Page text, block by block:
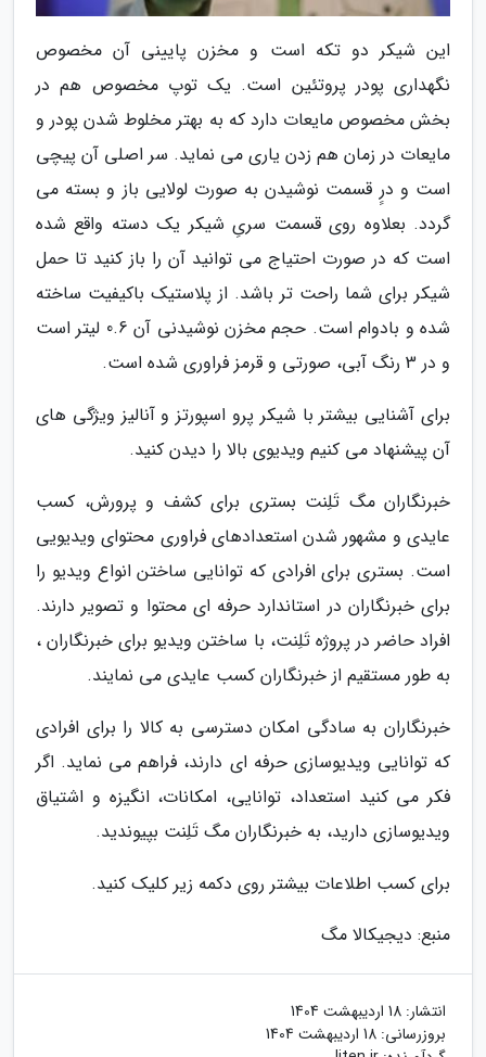
این شیکر دو تکه است و مخزن پایینی آن مخصوص
نگهداری پودر پروتئین است. یک توپ مخصوص هم در
بخش مخصوص مایعات دارد که به بهتر مخلوط شدن پودر و
مایعات در زمان هم زدن یاری می نماید. سر اصلی آن پیچی
است و درِِ قسمت نوشیدن به صورت لولایی باز و بسته می
گردد. بعلاوه روی قسمت سریِ شیکر یک دسته واقع شده
است که در صورت احتیاج می توانید آن را باز کنید تا حمل
شیکر برای شما راحت تر باشد. از پلاستیک باکیفیت ساخته
شده و بادوام است. حجم مخزن نوشیدنی آن 0.6 لیتر است
و در 3 رنگ آبی، صورتی و قرمز فراوری شده است.
برای آشنایی بیشتر با شیکر پرو اسپورتز و آنالیز ویژگی های
آن پیشنهاد می کنیم ویدیوی بالا را دیدن کنید.
خبرنگاران مگ تَلِنت بستری برای کشف و پرورش، کسب
عایدی و مشهور شدن استعدادهای فراوری محتوای ویدیویی
است. بستری برای افرادی که توانایی ساختن انواع ویدیو را
برای خبرنگاران در استاندارد حرفه ای محتوا و تصویر دارند.
افراد حاضر در پروژه تَلِنت، با ساختن ویدیو برای خبرنگاران ،
به طور مستقیم از خبرنگاران کسب عایدی می نمایند.
خبرنگاران به سادگی امکان دسترسی به کالا را برای افرادی
که توانایی ویدیوسازی حرفه ای دارند، فراهم می نماید. اگر
فکر می کنید استعداد، توانایی، امکانات، انگیزه و اشتیاق
ویدیوسازی دارید، به خبرنگاران مگ تَلِنت بپیوندید.
برای کسب اطلاعات بیشتر روی دکمه زیر کلیک کنید.
منبع: دیجیکالا مگ
انتشار: 18 اردیبهشت 1404
بروزرسانی: 18 اردیبهشت 1404